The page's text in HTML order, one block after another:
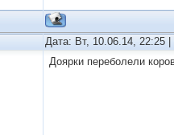
Дата: Вт, 10.06.14, 22:25
Доярки переболели